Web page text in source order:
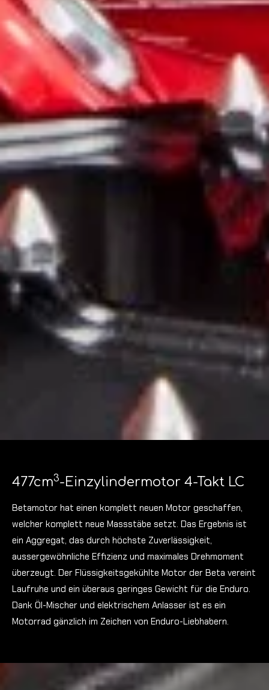
477cm3-Einzylindermotor 4-Takt LC
Betamotor hat einen komplett neuen Motor geschaffen,
welcher komplett neue Massstäbe setzt. Das Ergebnis ist
ein Aggregat, das durch höchste Zuverlässigkeit,
aussergewöhnliche Effizienz und maximales Drehmoment
überzeugt. Der Flüssigkeitsgekühlte Motor der Beta vereint
Laufruhe und ein überaus geringes Gewicht für die Enduro.
Dank Öl-Mischer und elektrischem Anlasser ist es ein
Motorrad gänzlich im Zeichen von Enduro-Liebhabern.